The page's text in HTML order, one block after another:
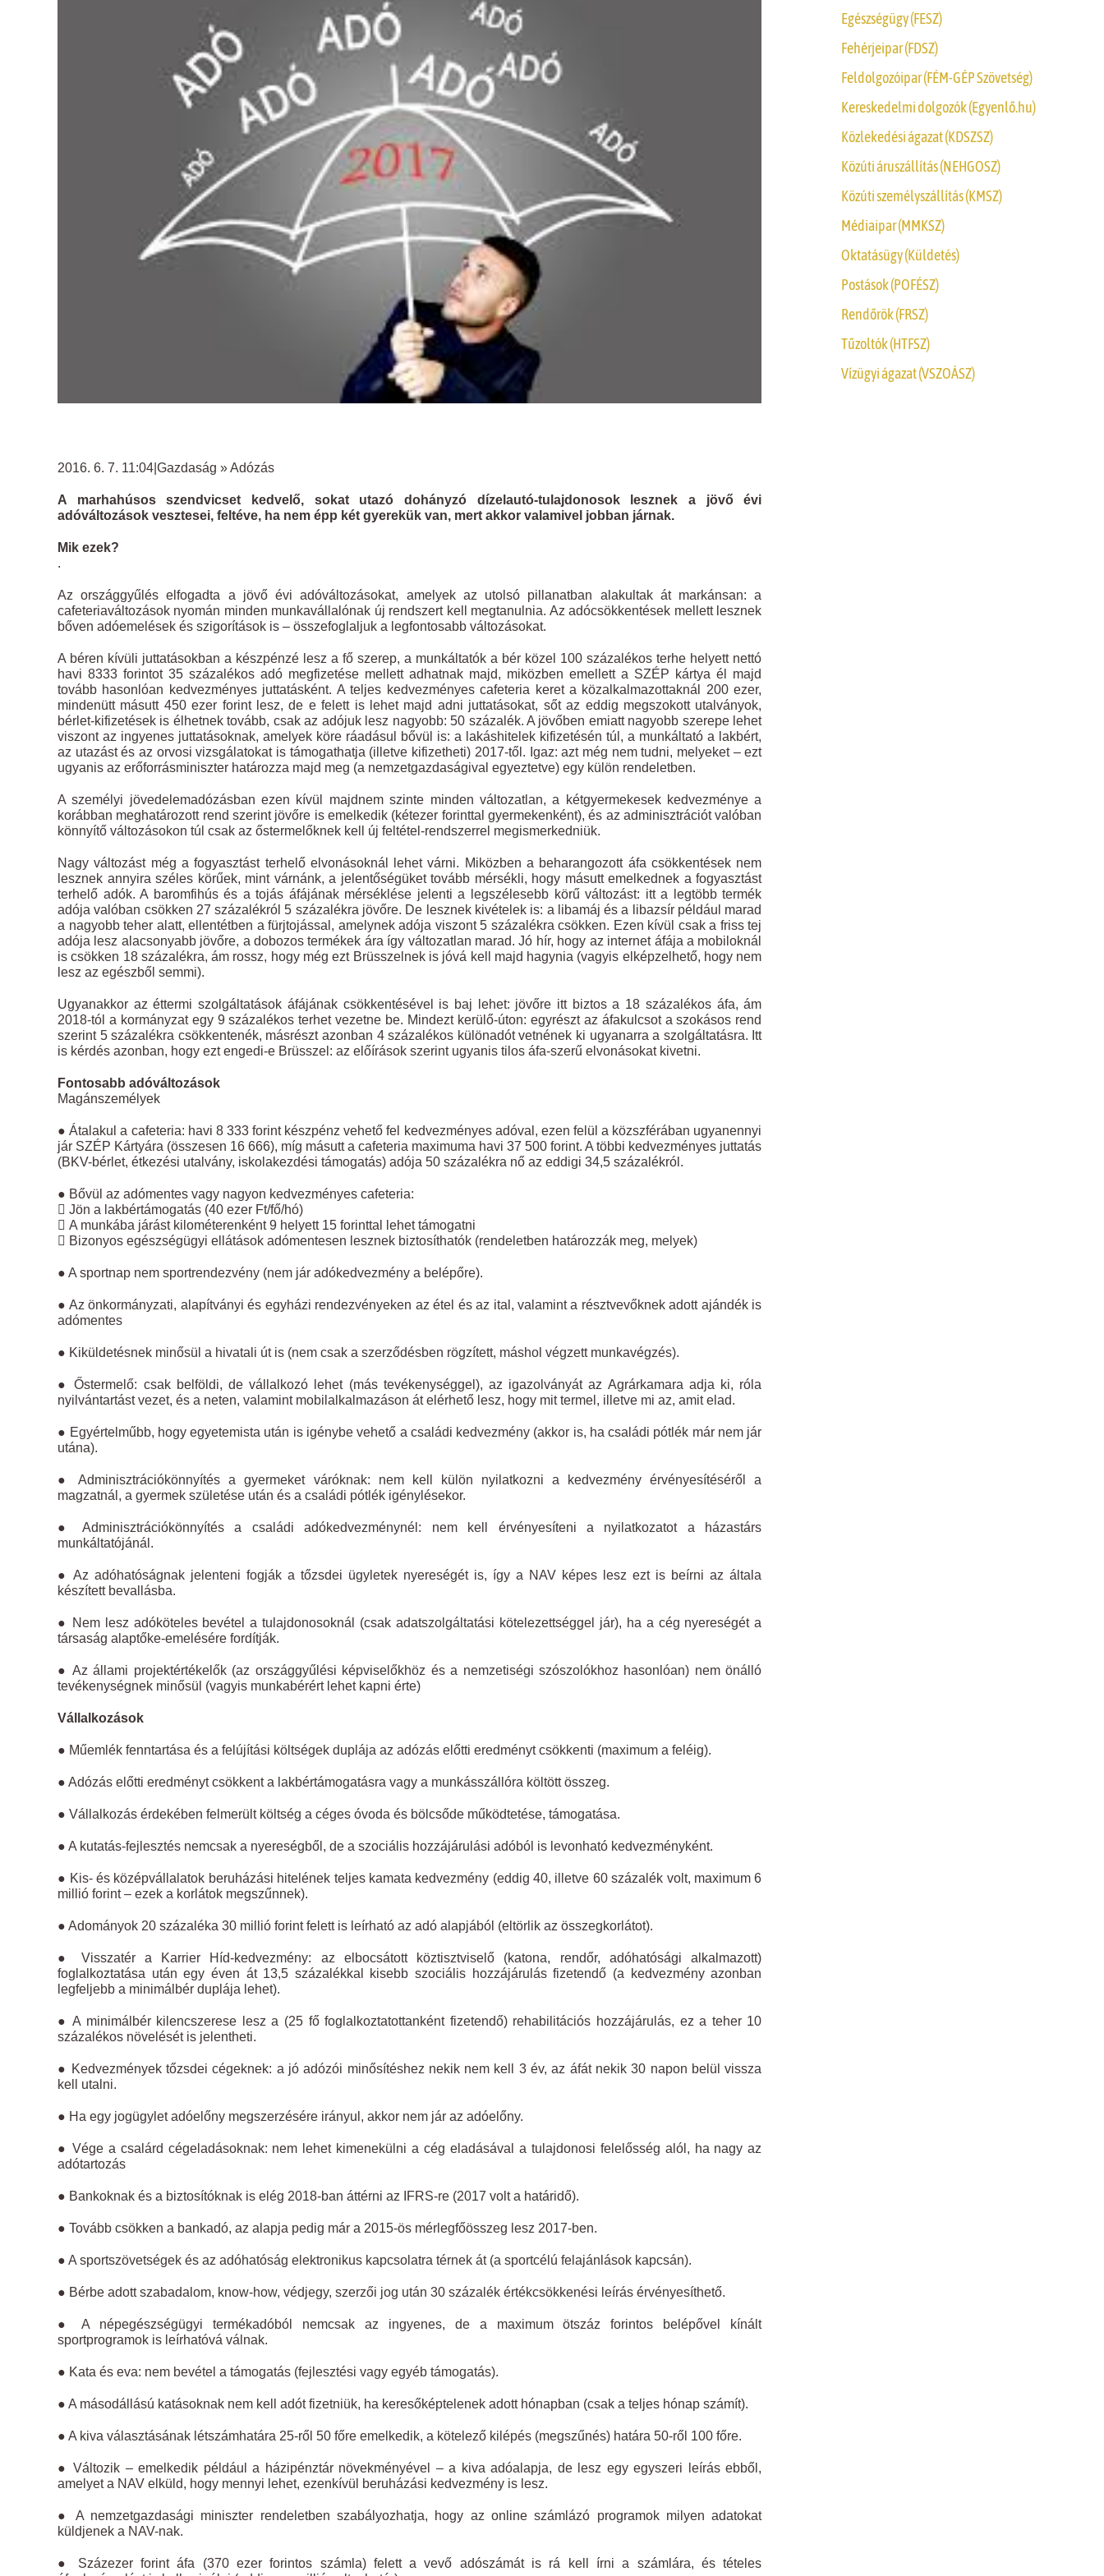
2016. 6. 7. 11:04|Gazdaság » Adózás
A marhahúsos szendvicset kedvelő, sokat utazó dohányzó dízelautó-tulajdonosok lesznek a jövő évi
adóváltozások vesztesei, feltéve, ha nem épp két gyerekük van, mert akkor valamivel jobban járnak.
Mik ezek?
.
Az országgyűlés elfogadta a jövő évi adóváltozásokat, amelyek az utolsó pillanatban alakultak át markánsan: a
cafeteriaváltozások nyomán minden munkavállalónak új rendszert kell megtanulnia. Az adócsökkentések mellett lesznek
bőven adóemelések és szigorítások is – összefoglaljuk a legfontosabb változásokat.
A béren kívüli juttatásokban a készpénzé lesz a fő szerep, a munkáltatók a bér közel 100 százalékos terhe helyett nettó
havi 8333 forintot 35 százalékos adó megfizetése mellett adhatnak majd, miközben emellett a SZÉP kártya él majd
tovább hasonlóan kedvezményes juttatásként. A teljes kedvezményes cafeteria keret a közalkalmazottaknál 200 ezer,
mindenütt másutt 450 ezer forint lesz, de e felett is lehet majd adni juttatásokat, sőt az eddig megszokott utalványok,
bérlet-kifizetések is élhetnek tovább, csak az adójuk lesz nagyobb: 50 százalék. A jövőben emiatt nagyobb szerepe lehet
viszont az ingyenes juttatásoknak, amelyek köre ráadásul bővül is: a lakáshitelek kifizetésén túl, a munkáltató a lakbért,
az utazást és az orvosi vizsgálatokat is támogathatja (illetve kifizetheti) 2017-től. Igaz: azt még nem tudni, melyeket – ezt
ugyanis az erőforrásminiszter határozza majd meg (a nemzetgazdaságival egyeztetve) egy külön rendeletben.
A személyi jövedelemadózásban ezen kívül majdnem szinte minden változatlan, a kétgyermekesek kedvezménye a
korábban meghatározott rend szerint jövőre is emelkedik (kétezer forinttal gyermekenként), és az adminisztrációt valóban
könnyítő változásokon túl csak az őstermelőknek kell új feltétel-rendszerrel megismerkedniük.
Nagy változást még a fogyasztást terhelő elvonásoknál lehet várni. Miközben a beharangozott áfa csökkentések nem
lesznek annyira széles körűek, mint várnánk, a jelentőségüket tovább mérsékli, hogy másutt emelkednek a fogyasztást
terhelő adók. A baromfihús és a tojás áfájának mérséklése jelenti a legszélesebb körű változást: itt a legtöbb termék
adója valóban csökken 27 százalékról 5 százalékra jövőre. De lesznek kivételek is: a libamáj és a libazsír például marad
a nagyobb teher alatt, ellentétben a fürjtojással, amelynek adója viszont 5 százalékra csökken. Ezen kívül csak a friss tej
adója lesz alacsonyabb jövőre, a dobozos termékek ára így változatlan marad. Jó hír, hogy az internet áfája a mobiloknál
is csökken 18 százalékra, ám rossz, hogy még ezt Brüsszelnek is jóvá kell majd hagynia (vagyis elképzelhető, hogy nem
lesz az egészből semmi).
Ugyanakkor az éttermi szolgáltatások áfájának csökkentésével is baj lehet: jövőre itt biztos a 18 százalékos áfa, ám
2018-tól a kormányzat egy 9 százalékos terhet vezetne be. Mindezt kerülő-úton: egyrészt az áfakulcsot a szokásos rend
szerint 5 százalékra csökkentenék, másrészt azonban 4 százalékos különadót vetnének ki ugyanarra a szolgáltatásra. Itt
is kérdés azonban, hogy ezt engedi-e Brüsszel: az előírások szerint ugyanis tilos áfa-szerű elvonásokat kivetni.
Fontosabb adóváltozások
Magánszemélyek
● Átalakul a cafeteria: havi 8 333 forint készpénz vehető fel kedvezményes adóval, ezen felül a közszférában ugyanennyi
jár SZÉP Kártyára (összesen 16 666), míg másutt a cafeteria maximuma havi 37 500 forint. A többi kedvezményes juttatás
(BKV-bérlet, étkezési utalvány, iskolakezdési támogatás) adója 50 százalékra nő az eddigi 34,5 százalékról.
● Bővül az adómentes vagy nagyon kedvezményes cafeteria:
 Jön a lakbértámogatás (40 ezer Ft/fő/hó)
 A munkába járást kilométerenként 9 helyett 15 forinttal lehet támogatni
 Bizonyos egészségügyi ellátások adómentesen lesznek biztosíthatók (rendeletben határozzák meg, melyek)
● A sportnap nem sportrendezvény (nem jár adókedvezmény a belépőre).
● Az önkormányzati, alapítványi és egyházi rendezvényeken az étel és az ital, valamint a résztvevőknek adott ajándék is
adómentes
● Kiküldetésnek minősül a hivatali út is (nem csak a szerződésben rögzített, máshol végzett munkavégzés).
● Őstermelő: csak belföldi, de vállalkozó lehet (más tevékenységgel), az igazolványát az Agrárkamara adja ki, róla
nyilvántartást vezet, és a neten, valamint mobilalkalmazáson át elérhető lesz, hogy mit termel, illetve mi az, amit elad.
● Egyértelműbb, hogy egyetemista után is igénybe vehető a családi kedvezmény (akkor is, ha családi pótlék már nem jár
utána).
● Adminisztrációkönnyítés a gyermeket váróknak: nem kell külön nyilatkozni a kedvezmény érvényesítéséről a
magzatnál, a gyermek születése után és a családi pótlék igénylésekor.
● Adminisztrációkönnyítés a családi adókedvezménynél: nem kell érvényesíteni a nyilatkozatot a házastárs
munkáltatójánál.
● Az adóhatóságnak jelenteni fogják a tőzsdei ügyletek nyereségét is, így a NAV képes lesz ezt is beírni az általa
készített bevallásba.
● Nem lesz adóköteles bevétel a tulajdonosoknál (csak adatszolgáltatási kötelezettséggel jár), ha a cég nyereségét a
társaság alaptőke-emelésére fordítják.
● Az állami projektértékelők (az országgyűlési képviselőkhöz és a nemzetiségi szószolókhoz hasonlóan) nem önálló
tevékenységnek minősül (vagyis munkabérért lehet kapni érte)
Vállalkozások
● Műemlék fenntartása és a felújítási költségek duplája az adózás előtti eredményt csökkenti (maximum a feléig).
● Adózás előtti eredményt csökkent a lakbértámogatásra vagy a munkásszállóra költött összeg.
● Vállalkozás érdekében felmerült költség a céges óvoda és bölcsőde működtetése, támogatása.
● A kutatás-fejlesztés nemcsak a nyereségből, de a szociális hozzájárulási adóból is levonható kedvezményként.
● Kis- és középvállalatok beruházási hitelének teljes kamata kedvezmény (eddig 40, illetve 60 százalék volt, maximum 6
millió forint – ezek a korlátok megszűnnek).
● Adományok 20 százaléka 30 millió forint felett is leírható az adó alapjából (eltörlik az összegkorlátot).
● Visszatér a Karrier Híd-kedvezmény: az elbocsátott köztisztviselő (katona, rendőr, adóhatósági alkalmazott)
foglalkoztatása után egy éven át 13,5 százalékkal kisebb szociális hozzájárulás fizetendő (a kedvezmény azonban
legfeljebb a minimálbér duplája lehet).
● A minimálbér kilencszerese lesz a (25 fő foglalkoztatottanként fizetendő) rehabilitációs hozzájárulás, ez a teher 10
százalékos növelését is jelentheti.
● Kedvezmények tőzsdei cégeknek: a jó adózói minősítéshez nekik nem kell 3 év, az áfát nekik 30 napon belül vissza
kell utalni.
● Ha egy jogügylet adóelőny megszerzésére irányul, akkor nem jár az adóelőny.
● Vége a csalárd cégeladásoknak: nem lehet kimenekülni a cég eladásával a tulajdonosi felelősség alól, ha nagy az
adótartozás
● Bankoknak és a biztosítóknak is elég 2018-ban áttérni az IFRS-re (2017 volt a határidő).
● Tovább csökken a bankadó, az alapja pedig már a 2015-ös mérlegfőösszeg lesz 2017-ben.
● A sportszövetségek és az adóhatóság elektronikus kapcsolatra térnek át (a sportcélú felajánlások kapcsán).
● Bérbe adott szabadalom, know-how, védjegy, szerzői jog után 30 százalék értékcsökkenési leírás érvényesíthető.
● A népegészségügyi termékadóból nemcsak az ingyenes, de a maximum ötszáz forintos belépővel kínált
sportprogramok is leírhatóvá válnak.
● Kata és eva: nem bevétel a támogatás (fejlesztési vagy egyéb támogatás).
● A másodállású katásoknak nem kell adót fizetniük, ha keresőképtelenek adott hónapban (csak a teljes hónap számít).
● A kiva választásának létszámhatára 25-ről 50 főre emelkedik, a kötelező kilépés (megszűnés) határa 50-ről 100 főre.
● Változik – emelkedik például a házipénztár növekményével – a kiva adóalapja, de lesz egy egyszeri leírás ebből,
amelyet a NAV elküld, hogy mennyi lehet, ezenkívül beruházási kedvezmény is lesz.
● A nemzetgazdasági miniszter rendeletben szabályozhatja, hogy az online számlázó programok milyen adatokat
küldjenek a NAV-nak.
● Százezer forint áfa (370 ezer forintos számla) felett a vevő adószámát is rá kell írni a számlára, és tételes
Egészségügy (FESZ)
Fehérjeipar (FDSZ)
Feldolgozóipar (FÉM-GÉP Szövetség)
Kereskedelmi dolgozók (Egyenlő.hu)
Közlekedési ágazat (KDSZSZ)
Közúti áruszállítás (NEHGOSZ)
Közúti személyszállítás (KMSZ)
Médiaipar (MMKSZ)
Oktatásügy (Küldetés)
Postások (POFÉSZ)
Rendőrök (FRSZ)
Tűzoltók (HTFSZ)
Vízügyi ágazat (VSZOÁSZ)